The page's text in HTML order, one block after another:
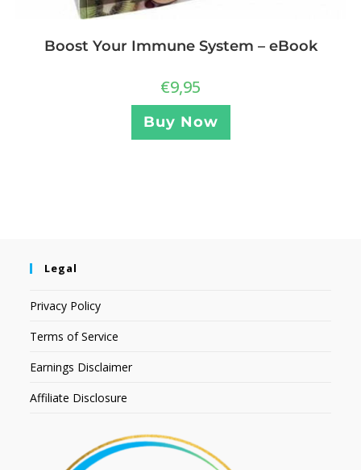
Boost Your Immune System – eBook
€9,95
Buy Now
Legal
Privacy Policy
Terms of Service
Earnings Disclaimer
Affiliate Disclosure